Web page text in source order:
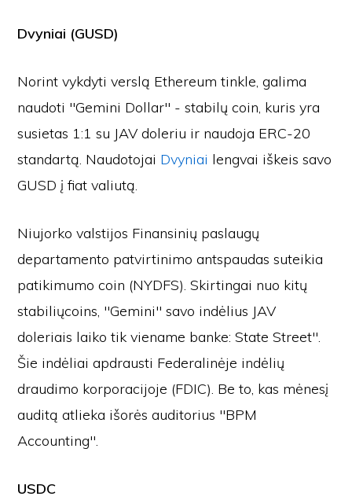
Dvyniai (GUSD)
Norint vykdyti verslą Ethereum tinkle, galima
naudoti "Gemini Dollar" - stabilų coin, kuris yra
susietas 1:1 su JAV doleriu ir naudoja ERC-20
standartą. Naudotojai Dvyniai lengvai iškeis savo
GUSD į fiat valiutą.
Niujorko valstijos Finansinių paslaugų
departamento patvirtinimo antspaudas suteikia
patikimumo coin (NYDFS). Skirtingai nuo kitų
stabiliųcoins, "Gemini" savo indėlius JAV
doleriais laiko tik viename banke: State Street".
Šie indėliai apdrausti Federalinėje indėlių
draudimo korporacijoje (FDIC). Be to, kas mėnesį
auditą atlieka išorės auditorius "BPM
Accounting".
USDC